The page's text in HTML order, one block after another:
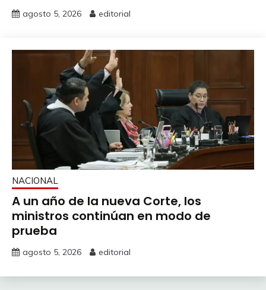
agosto 5, 2026 editorial
NACIONAL
A un año de la nueva Corte, los
ministros continúan en modo de
prueba
agosto 5, 2026 editorial